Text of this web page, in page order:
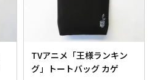
TVアニメ「王様ランキン
グ」トートバッグ カゲ